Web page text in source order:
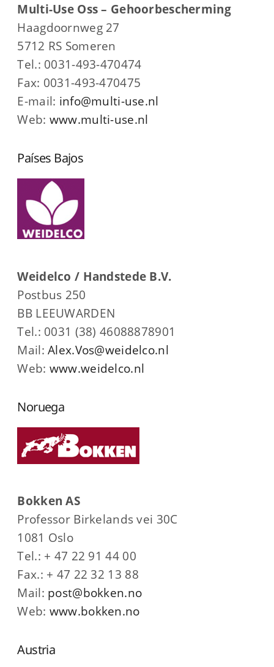
Multi-Use Oss – Gehoorbescherming
Haagdoornweg 27
5712 RS Someren
Tel.: 0031-493-470474
Fax: 0031-493-470475
E-mail: info@multi-use.nl
Web: www.multi-use.nl
Países Bajos
Weidelco / Handstede B.V.
Postbus 250
BB LEEUWARDEN
Tel.: 0031 (38) 46088878901
Mail:Alex.Vos@weidelco.nl
Web: www.weidelco.nl
Noruega
Bokken AS
Professor Birkelands vei 30C
1081 Oslo
Tel.: + 47 22 91 44 00
Fax.: + 47 22 32 13 88
Mail: post@bokken.no
Web: www.bokken.no
Austria